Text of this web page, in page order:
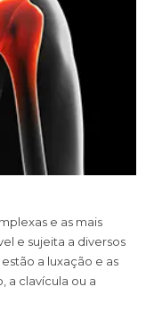
e as mais
e sujeita a diversos
a luxação e as
a clavícula ou a